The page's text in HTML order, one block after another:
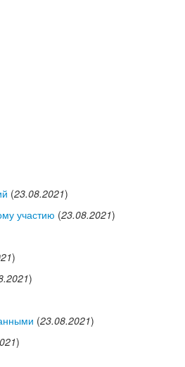
(23.08.2021)
участию (23.08.2021)
)
)
(23.08.2021)
)